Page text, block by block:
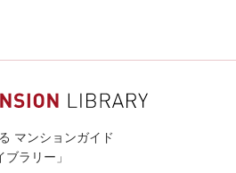
マンションガイド
ブラリー」